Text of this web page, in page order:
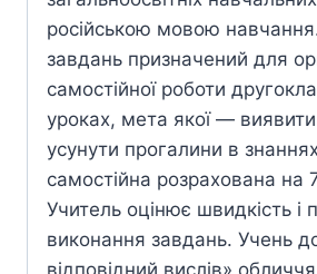
російською мовою
завдань призначений для
самостійної роботи
уроках, мета якої — виявити
усунути прогалини в
самостійна розрахована на
Учитель оцінює швидкість і
виконання завдань. Учень